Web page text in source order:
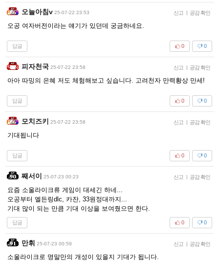
오늘아침v 25-07-22 23:53 신고 | 공감 확인
오공 여자버전이라는 얘기가 있던데 궁금하네요.
답글 0
0
피자천국 25-07-22 23:58 신고 | 공감 확인
아아 따밍의 은혜 저도 체험해보고 싶습니다. 고려천자 만력황상 만세!
답글 0
0
모치즈키 25-07-22 23:58 신고 | 공감 확인
기대됩니다
답글 0
0
째서이 25-07-23 00:23 신고 | 공감 확인
요즘 소울라이크류 게임이 대세긴 하네...
오공부터 엘든링dlc, 카잔, 33원정대까지...
기대 많이 되는 만큼 기대 이상을 보여줬으면 한다.
답글 0
0
만휘 25-07-23 00:59 신고 | 공감 확인
소울라이크로 명말만의 개성이 있을지 기대가 됩니다.